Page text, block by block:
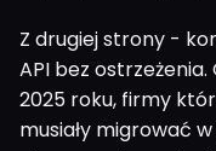
Z drugiej strony -
API bez
2025 roku, firmy
musiały migrować